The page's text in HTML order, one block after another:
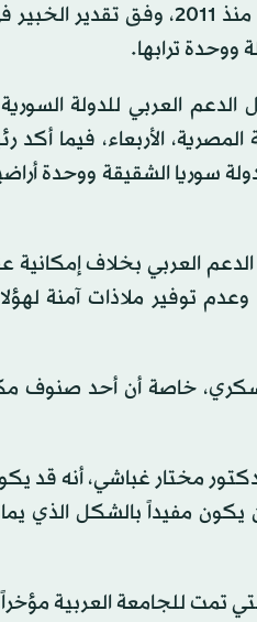
ويعد هذا التحرك العربي الرسمي المباشر للدولة
ووحدة ترابها.
العربي للدولة
الأربعاء، فيما
سوريا الشقيقة ووحدة
العربي بخلاف إمكانية
توفير ملاذات آمنة
خاصة أن أحد صنوف
مختار غباشي، أنه قد
لن يكون مفيداً بالشكل
تمت للجامعة العربية مؤخراً،